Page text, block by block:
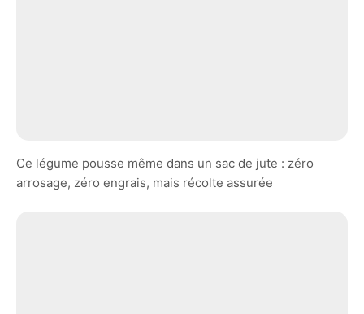
Ce légume pousse même dans un sac de jute : zéro
arrosage, zéro engrais, mais récolte assurée